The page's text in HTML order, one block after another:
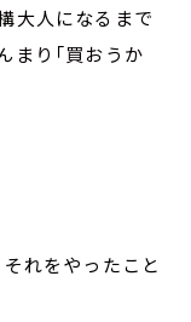
大人になるまで
まり「買おうか
れをやったこと